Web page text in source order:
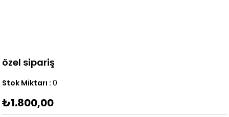
özel sipariş
Stok Miktarı : 0
₺1.800,00